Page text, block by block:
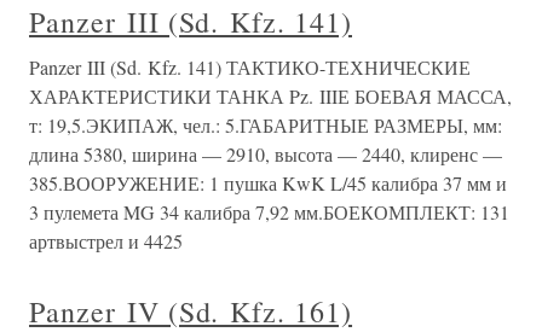
Panzer III (Sd. Kfz. 141)
Panzer III (Sd. Kfz. 141) ТАКТИКО-ТЕХНИЧЕСКИЕ
ХАРАКТЕРИСТИКИ ТАНКА Pz. IIIЕ БОЕВАЯ МАССА,
т: 19,5.ЭКИПАЖ, чел.: 5.ГАБАРИТНЫЕ РАЗМЕРЫ, мм:
длина 5380, ширина — 2910, высота — 2440, клиренс —
385.ВООРУЖЕНИЕ: 1 пушка KwK L/45 калибра 37 мм и
3 пулемета MG 34 калибра 7,92 мм.БОЕКОМПЛЕКТ: 131
артвыстрел и 4425
Panzer IV (Sd. Kfz. 161)